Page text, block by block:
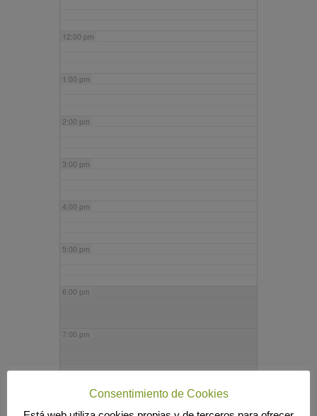
12:00 pm
1:00 pm
2:00 pm
3:00 pm
4:00 pm
5:00 pm
6:00 pm
7:00 pm
Consentimiento de Cookies